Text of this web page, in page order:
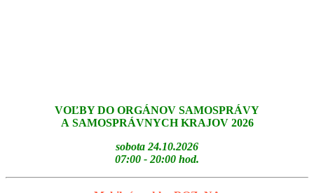
VOĽBY DO ORGÁNOV SAMOSPRÁVY
A SAMOSPRÁVNYCH KRAJOV 2026
sobota 24.10.2026
07:00 - 20:00 hod.